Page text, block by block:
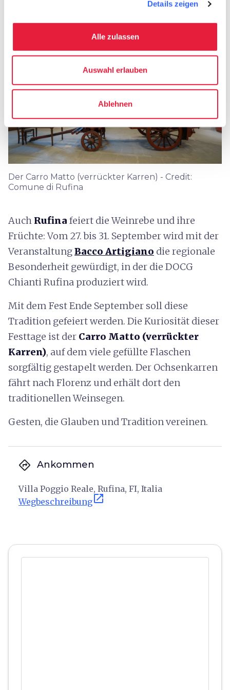
Details zeigen
Alle zulassen
Auswahl erlauben
Ablehnen
Der Carro Matto (verrückter Karren) - Credit:
Comune di Rufina
Auch Rufina feiert die Weinrebe und ihre
Früchte: Vom 27. bis 31. September wird mit der
VeranstaltungBacco Artigiano die regionale
Besonderheit gewürdigt, in der die DOCG
Chianti Rufina produziert wird.
Mit dem Fest Ende September soll diese
Tradition gefeiert werden. Die Kuriosität dieser
Festtage ist der Carro Matto (verrückter
Karren), auf dem viele gefüllte Flaschen
sorgfältig gestapelt werden. Der Ochsenkarren
fährt nach Florenz und erhält dort den
traditionellen Weinsegen.
Gesten, die Glauben und Tradition vereinen.
directions Ankommen
Villa Poggio Reale, Rufina, FI, Italia
Wegbeschreibungopen_in_new